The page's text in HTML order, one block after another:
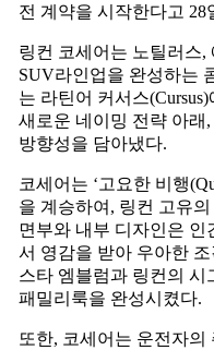
전 계약을 시작한다고 28
링컨 코세어는 노틸러스,
SUV라인업을 완성하는
는 라틴어 커서스
새로운 네이밍 전략 아래
방향성을 담아냈다.
코세어는 ‘고요한 비행
을 계승하여, 링컨 고유
면부와 내부 디자인은 인
서 영감을 받아 우아한
스타 엠블럼과 링컨의 시
패밀리룩을 완성시켰다.
또한, 코세어는 운전자